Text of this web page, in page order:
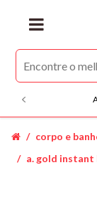
corpo e
a. gold instant